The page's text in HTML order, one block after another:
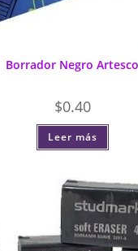
Borrador Negro Artesco
$0.40
Leer más